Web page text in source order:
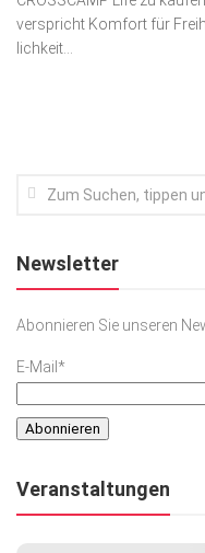
Kunst & Kultur
Top Branchen
verspricht Komfort für
lichkeit...
Newsletter
Abonnieren Sie unseren
E-Mail*
Veranstaltungen